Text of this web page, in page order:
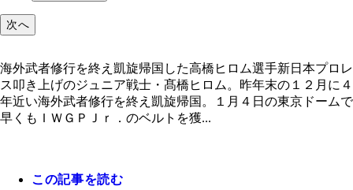
次へ
海外武者修行を終え凱旋帰国した高橋ヒロム選手新日本プロレ
ス叩き上げのジュニア戦士・髙橋ヒロム。昨年末の１２月に４
年近い海外武者修行を終え凱旋帰国。１月４日の東京ドームで
早くもＩＷＧＰＪｒ．のベルトを獲...
この記事を読む